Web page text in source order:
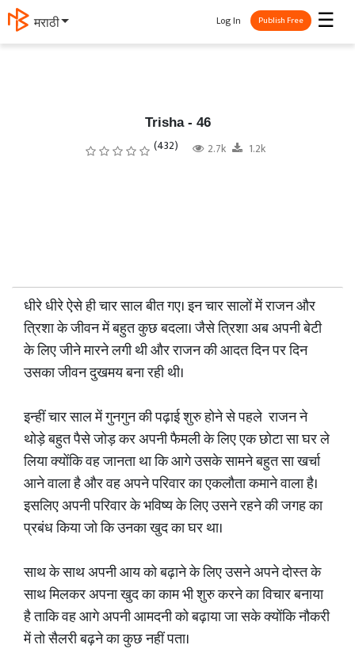
मराठी ☰
Log In Publish Free
Trisha - 46
(432) 2.7k 1.2k
धीरे धीरे ऐसे ही चार साल बीत गए। इन चार सालों में राजन और
त्रिशा के जीवन में बहुत कुछ बदला। जैसे त्रिशा अब अपनी बेटी
के लिए जीने मारने लगी थी और राजन की आदत दिन पर दिन
उसका जीवन दुखमय बना रही थी।
इन्हीं चार साल में गुनगुन की पढ़ाई शुरु होने से पहले राजन ने
थोड़े बहुत पैसे जोड़ कर अपनी फैमली के लिए एक छोटा सा घर ले
लिया क्योंकि वह जानता था कि आगे उसके सामने बहुत सा खर्चा
आने वाला है और वह अपने परिवार का एकलौता कमाने वाला है।
इसलिए अपनी परिवार के भविष्य के लिए उसने रहने की जगह का
प्रबंध किया जो कि उनका खुद का घर था।
साथ के साथ अपनी आय को बढ़ाने के लिए उसने अपने दोस्त के
साथ मिलकर अपना खुद का काम भी शुरु करने का विचार बनाया
है ताकि वह आगे अपनी आमदनी को बढ़ाया जा सके क्योंकि नौकरी
में तो सैलरी बढ़ने का कुछ नहीं पता।